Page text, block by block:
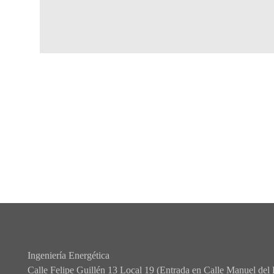
Ingeniería Energética
Calle Felipe Guillén 13 Local 19 (Entrada en Calle Manuel del